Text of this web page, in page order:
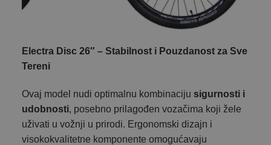
Electra Disc 26″ – Stabilnost i Pouzdanost za Sve
Tereni
Ovaj model nudi optimalnu kombinaciju sigurnosti i
udobnosti, posebno prilagođen vozačima koji žele
uživati u vožnji u prirodi. Ergonomski dizajn i
visokokvalitetne komponente omogućavaju